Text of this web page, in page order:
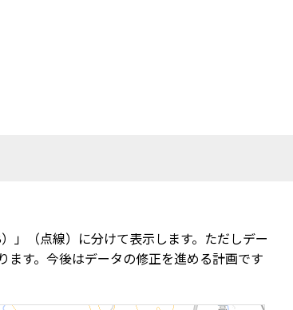
」（点線）に分けて表示します。ただしデー
す。今後はデータの修正を進める計画です